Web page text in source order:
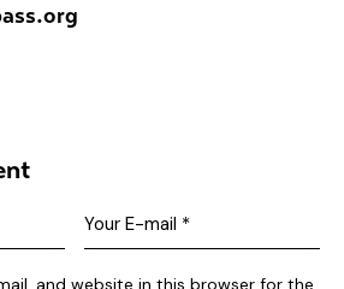
and website in this browser for the